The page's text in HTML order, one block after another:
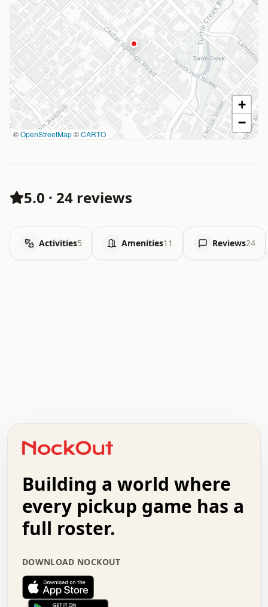
©OpenStreetMap©CARTO
+
−
5.0 · 24 reviews
Activities5 Amenities11 Reviews24
+   .   .   .   .   .   .   .   .   .   +   .   .
.   +   .   .   o   .   .   .   .   .   .   :   .   .
.   .   .   .   .   .   .   .   .   .   .   :   .   .
.   .   .   .   +   .   .   .   .   .   .   .   +
.   :   .   .   .   .   .   .   .   .   o   .   .   .
.   .   x   .   .   .   .   .   .   :   .   .   o
.   .   .   .   :   .   .   .   .   o   .   .   .   .
.   .   .   .   .   .   .   +   .   .   x   .   .   .
.   .   .   .   .   :   +   .   .   .   .   .   o
.   .   .   .   .   .   .   .   .   .   .   .   .   .
.   .   :   o   .   .   .   .   .   .   .   +   .
Building a world where
every pickup game has a
full roster.
DOWNLOAD NOCKOUT